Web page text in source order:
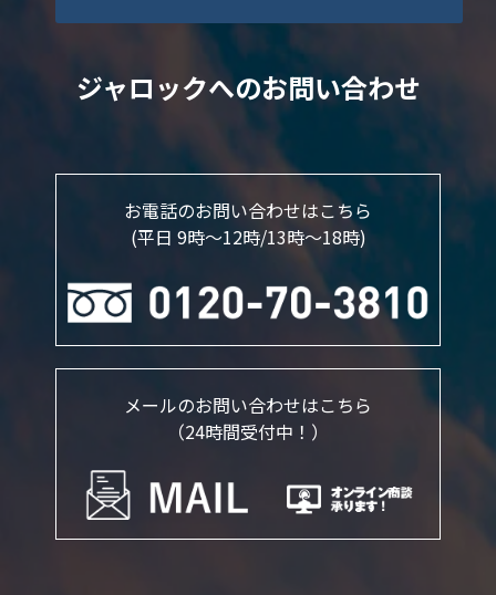
ジャロックへのお問い合わせ
お電話のお問い合わせはこちら
(平日 9時～12時/13時〜18時)
メールのお問い合わせはこちら
（24時間受付中！）